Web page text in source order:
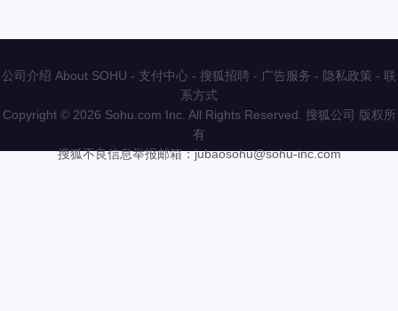
公司介绍 About SOHU - 支付中心 - 搜狐招聘 - 广告服务 - 隐私政策 - 联
系方式
Copyright © 2026 Sohu.com Inc. All Rights Reserved. 搜狐公司 版权所
有
搜狐不良信息举报邮箱：jubaosohu@sohu-inc.com